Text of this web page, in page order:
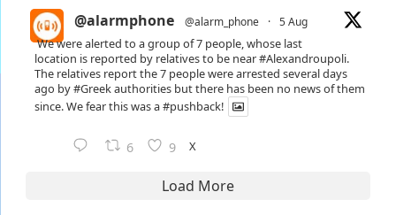
@alarmphone @alarm_phone · 5 Aug
We were alerted to a group of 7 people, whose last
location is reported by relatives to be near#Alexandroupoli.
The relatives report the 7 people were arrested several days
ago by#Greekauthorities but there has been no news of them
since. We fear this was a#pushback!
6 9 X
Load More